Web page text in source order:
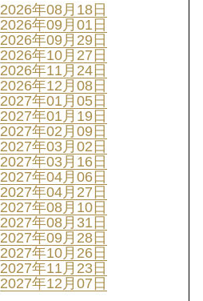
2026年08月18日
2026年09月01日
2026年09月29日
2026年10月27日
2026年11月24日
2026年12月08日
2027年01月05日
2027年01月19日
2027年02月09日
2027年03月02日
2027年03月16日
2027年04月06日
2027年04月27日
2027年08月10日
2027年08月31日
2027年09月28日
2027年10月26日
2027年11月23日
2027年12月07日